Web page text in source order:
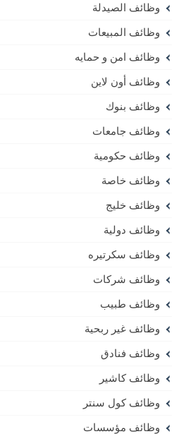
وظائف الصيدلة
وظائف المبيعات
وظائف امن و حمايه
وظائف أون لاين
وظائف بنوك
وظائف جامعات
وظائف حكومية
وظائف خاصة
وظائف خليج
وظائف دولية
وظائف سكرتيره
وظائف شركات
وظائف طبيب
وظائف غير ربحية
وظائف فنادق
وظائف كاشير
وظائف كول سنتر
وظائف مؤسسات